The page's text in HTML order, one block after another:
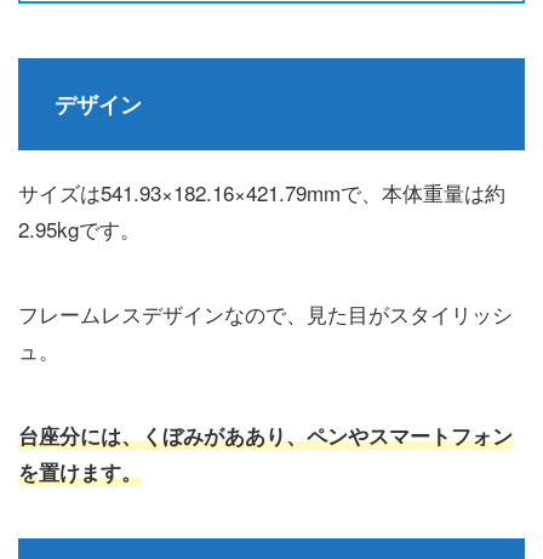
デザイン
サイズは541.93×182.16×421.79mmで、本体重量は約
2.95kgです。
フレームレスデザインなので、見た目がスタイリッシ
ュ。
台座分には、くぼみがああり、ペンやスマートフォン
を置けます。